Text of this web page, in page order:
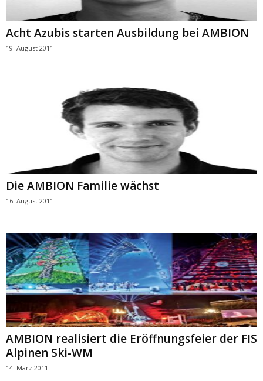
Acht Azubis starten Ausbildung bei AMBION
19. August 2011
Die AMBION Familie wächst
16. August 2011
AMBION realisiert die Eröffnungsfeier der FIS
Alpinen Ski-WM
14. März 2011